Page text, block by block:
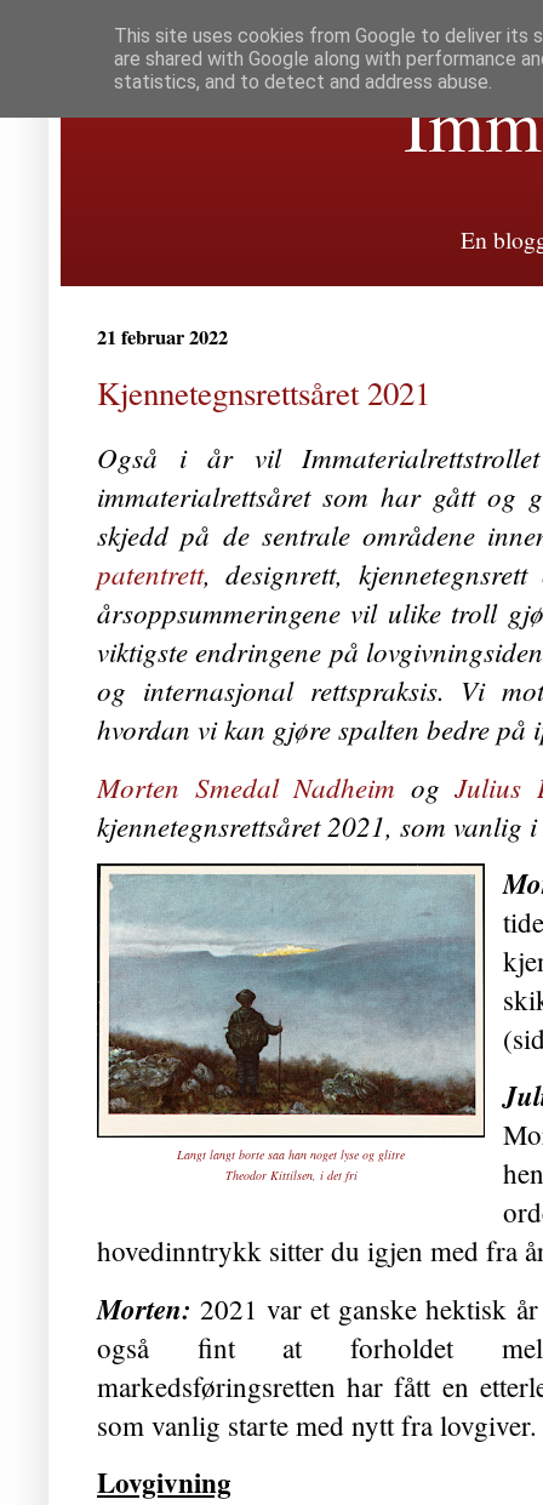
En
21 februar 2022
Kjennetegnsrettsåret 2021
Også i år vil
immaterialrettsåret som har gått og
skjedd på de sentrale områdene
patentrett, designrett,
årsoppsummeringene vil ulike troll
viktigste endringene på
og internasjonal rettspraksis. Vi
hvordan vi kan gjøre spalten bedre på
Morten Smedal Nadheim og Julius
kjennetegnsrettsåret 2021, som vanlig
Langt langt borte saa han noget lyse og glitre
Theodor Kittilsen, i det fri
hovedinntrykk sitter du igjen med fra
Morten:2021 var et ganske hektisk
også fint at forholdet
markedsføringsretten har fått en
som vanlig starte med nytt fra lovgiver.
Lovgivning
This site uses cookies from Google to deliver its
are shared with Google along with performance
statistics, and to detect and address abuse.